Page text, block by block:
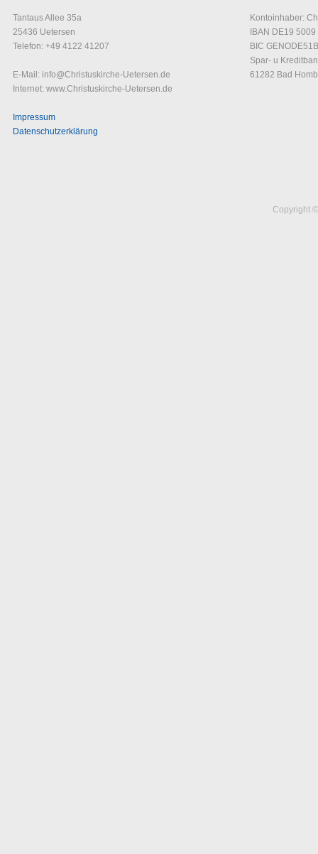
Tantaus Allee 35a
25436 Uetersen
Telefon: +49 4122 41207
E-Mail: info@Christuskirche-Uetersen.de
Internet: www.Christuskirche-Uetersen.de
Impressum
Datenschutzerklärung
Kontoinhaber:
IBAN DE19
BIC
Spar- u
61282 Bad
Copyright